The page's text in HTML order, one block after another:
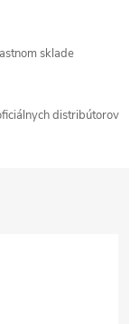
sklade
distribútorov